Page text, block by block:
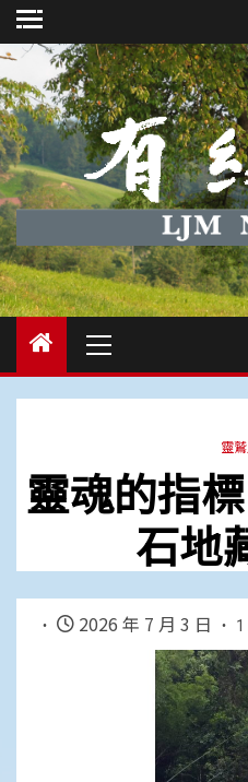
Skip
to
content
Menu
靈鷲
靈魂的指
石地
2026 年 7 月 3 日